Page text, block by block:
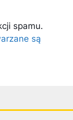
spamu.
są